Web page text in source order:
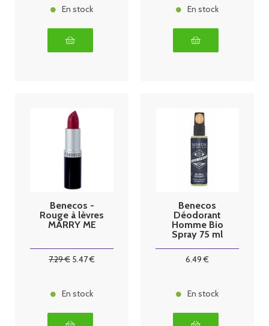
En stock En stock
Benecos -
Rouge à lèvres
MARRY ME
7.29€ 5.47€
En stock
Benecos
Déodorant
Homme Bio
Spray 75 ml
6.49 €
En stock